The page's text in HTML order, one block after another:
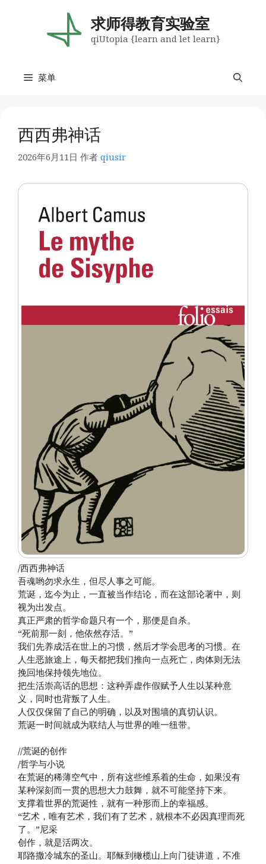
求师得教育实验室
qiUtopia {learn and let learn}
菜单
西西弗神话
2026年6月11日 作者 qiusir
/西西弗神话
吾魂哟勿求永生，但尽人事之可能。
荒诞，迄今为止，一直被当作结论，而在这部论著中，则
视为出发点。
真正严肃的哲学命题只有一个，那便是自杀。
“死前那一刻，他依然存活。”
我们先养成活在世上的习惯，然后才学会思考的习惯。在
人生恶旅途上，每天都把我们推向一点死亡，肉体则无法
挽回地保持领先地位。
把生活崇高话的思想：这种弄虚作假赋予人生以某种意
义，同时也背叛了人生。
人仅仅保留了自己的明确，以及对围墙的真切认识。
荒诞一时间就成为联结人与世界的唯一纽带。
//荒诞的创作
/哲学与小说
在荒诞的稀薄空气中，所有这些维系着的生命，如果没有
某种深刻而一贯的思想大力鼓舞，就不可能坚持下来。
支撑着世界的荒诞性，就有一种形而上的幸福感。
“艺术，唯有艺术，我们有了艺术，就根本不必因真理而死
了。”尼采
创作，就是活两次。
耶路撒冷城东的圣山。耶稣到橄榄山上向门徒讲道，不准